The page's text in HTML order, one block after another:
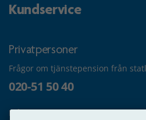
Kundservice
Privatpersoner
Frågor om tjänstepension från
020-51 50 40
Frågor om utbetalning